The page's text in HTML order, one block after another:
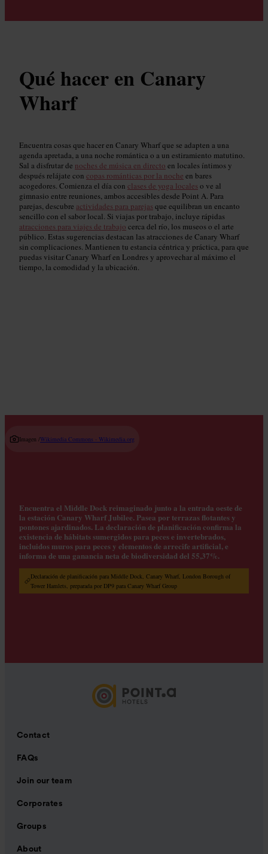
Qué hacer en Canary
Wharf
Encuentra cosas que hacer en Canary Wharf que se adapten a una
agenda apretada, a una noche romántica o a un estiramiento matutino.
Sal a disfrutar de noches de música en directo en locales íntimos y
después relájate con copas románticas por la noche en bares
acogedores. Comienza el día con clases de yoga locales o ve al
gimnasio entre reuniones, ambos accesibles desde Point A. Para
parejas, descubre actividades para parejas que equilibran un encanto
sencillo con el sabor local. Si viajas por trabajo, incluye rápidas
atracciones para viajes de trabajo cerca del río, los museos o el arte
público. Estas sugerencias destacan las atracciones de Canary Wharf
sin complicaciones. Mantienen tu estancia céntrica y práctica, para que
puedas visitar Canary Wharf en Londres y aprovechar al máximo el
tiempo, la comodidad y la ubicación.
Imagen /Wikimedia Commons - Wikimedia.org
Encuentra el Middle Dock reimaginado junto a la entrada oeste de
la estación Canary Wharf Jubilee. Pasea por terrazas flotantes y
pontones ajardinados. La declaración de planificación confirma la
existencia de hábitats sumergidos para peces e invertebrados,
incluidos muros para peces y elementos de arrecife artificial, e
informa de una ganancia neta de biodiversidad del 55,37%.
Declaración de planificación para Middle Dock, Canary Wharf, London Borough of
Tower Hamlets, preparada por DP9 para Canary Wharf Group
Contact
FAQs
Join our team
Corporates
Groups
About